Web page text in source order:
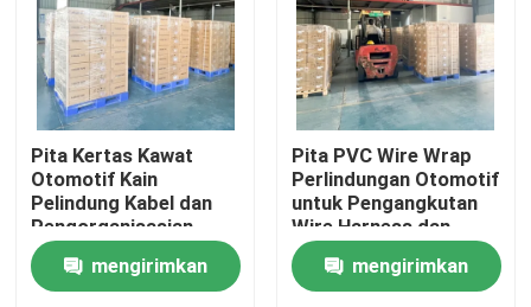
Tampilan VR
Tentang kita
Wisata pabrik
Kontrol kualitas
Pita Kertas Kawat
Otomotif Kain
Pelindung Kabel dan
Pengorganisasian
Pengkabelan
Kendaraanmengirimkan
Pita PVC Wire Wrap
Perlindungan Otomotif
untuk Pengangkutan
Wire Harness dan
Manajemen Kabel
mengirimkan